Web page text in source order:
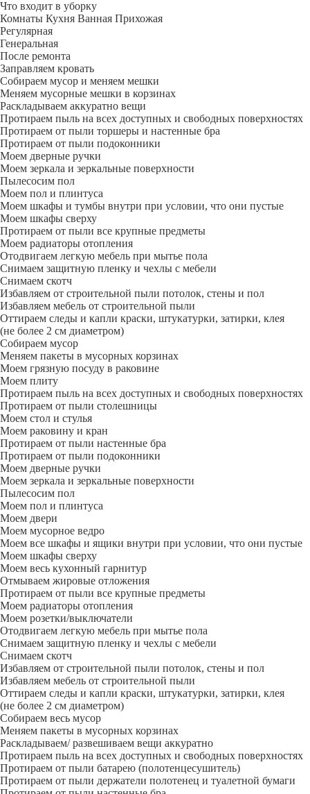
Что входит в уборку
Регу­лярная
Гене­ральная
После ремонта
Заправляем кровать
Собираем мусор и меняем мешки
Меняем мусорные мешки в корзинах
Раскладываем аккуратно вещи
Протираем пыль на всех доступных и свободных поверхностях
Протираем от пыли торшеры и настенные бра
Протираем от пыли подоконники
Моем дверные ручки
Моем зеркала и зеркальные поверхности
Пылесосим пол
Моем пол и плинтуса
Моем шкафы и тумбы внутри при условии, что они пустые
Моем шкафы сверху
Протираем от пыли все крупные предметы
Моем радиаторы отопления
Отодвигаем легкую мебель при мытье пола
Снимаем защитную пленку и чехлы с мебели
Снимаем скотч
Избавляем от строительной пыли потолок, стены и пол
Избавляем мебель от строительной пыли
Оттираем следы и капли краски, штукатурки, затирки, клея
(не более 2 см диаметром)
Собираем мусор
Меняем пакеты в мусорных корзинах
Моем грязную посуду в раковине
Моем плиту
Протираем пыль на всех доступных и свободных поверхностях
Протираем от пыли столешницы
Моем стол и стулья
Моем раковину и кран
Протираем от пыли настенные бра
Протираем от пыли подоконники
Моем дверные ручки
Моем зеркала и зеркальные поверхности
Пылесосим пол
Моем пол и плинтуса
Моем двери
Моем мусорное ведро
Моем все шкафы и ящики внутри при условии, что они пустые
Моем шкафы сверху
Моем весь кухонный гарнитур
Отмываем жировые отложения
Протираем от пыли все крупные предметы
Моем радиаторы отопления
Моем розетки/выключатели
Отодвигаем легкую мебель при мытье пола
Снимаем защитную пленку и чехлы с мебели
Снимаем скотч
Избавляем от строительной пыли потолок, стены и пол
Избавляем мебель от строительной пыли
Оттираем следы и капли краски, штукатурки, затирки, клея
(не более 2 см диаметром)
Собираем весь мусор
Меняем пакеты в мусорных корзинах
Раскладываем/ развешиваем вещи аккуратно
Протираем пыль на всех доступных и свободных поверхностях
Протираем от пыли батарею (полотенцесушитель)
Протираем от пыли держатели полотенец и туалетной бумаги